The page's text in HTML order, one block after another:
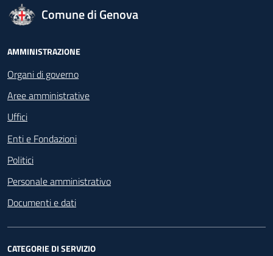
logo Unione Europea
Comune di Genova
Footer - Navigazione
AMMINISTRAZIONE
Organi di governo
Aree amministrative
Uffici
Enti e Fondazioni
Politici
Personale amministrativo
Documenti e dati
CATEGORIE DI SERVIZIO